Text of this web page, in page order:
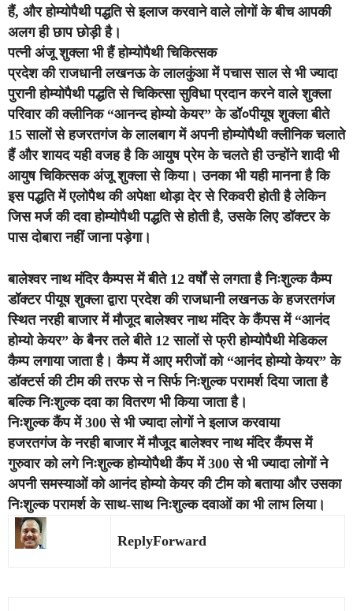
हैं, और होम्योपैथी पद्धति से इलाज करवाने वाले लोगों के बीच आपकी
अलग ही छाप छोड़ी है।
पत्नी अंजू शुक्ला भी हैं होम्योपैथी चिकित्सक
प्रदेश की राजधानी लखनऊ के लालकुंआ में पचास साल से भी ज्यादा
पुरानी होम्योपैथी पद्धति से चिकित्सा सुविधा प्रदान करने वाले शुक्ला
परिवार की क्लीनिक “आनन्द होम्यो केयर” के डॉ०पीयूष शुक्ला बीते
15 सालों से हजरतगंज के लालबाग में अपनी होम्योपैथी क्लीनिक चलाते
हैं और शायद यही वजह है कि आयुष प्रेम के चलते ही उन्होंने शादी भी
आयुष चिकित्सक अंजू शुक्ला से किया। उनका भी यही मानना है कि
इस पद्धति में एलोपैथ की अपेक्षा थोड़ा देर से रिकवरी होती है लेकिन
जिस मर्ज की दवा होम्योपैथी पद्धति से होती है, उसके लिए डॉक्टर के
पास दोबारा नहीं जाना पड़ेगा।
बालेश्वर नाथ मंदिर कैम्पस में बीते 12 वर्षों से लगता है निःशुल्क कैम्प
डॉक्टर पीयूष शुक्ला द्वारा प्रदेश की राजधानी लखनऊ के हजरतगंज
स्थित नरही बाजार में मौजूद बालेश्वर नाथ मंदिर के कैंपस में “आनंद
होम्यो केयर” के बैनर तले बीते 12 सालों से फ्री होम्योपैथी मेडिकल
कैम्प लगाया जाता है। कैम्प में आए मरीजों को “आनंद होम्यो केयर” के
डॉक्टर्स की टीम की तरफ से न सिर्फ निःशुल्क परामर्श दिया जाता है
बल्कि निःशुल्क दवा का वितरण भी किया जाता है।
निःशुल्क कैंप में 300 से भी ज्यादा लोगों ने इलाज करवाया
हजरतगंज के नरही बाजार में मौजूद बालेश्वर नाथ मंदिर कैंपस में
गुरुवार को लगे निःशुल्क होम्योपैथी कैंप में 300 से भी ज्यादा लोगों ने
अपनी समस्याओं को आनंद होम्यो केयर की टीम को बताया और उसका
निःशुल्क परामर्श के साथ-साथ निःशुल्क दवाओं का भी लाभ लिया।
ReplyForward